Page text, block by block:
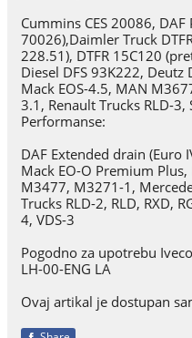
Cummins CES 20086,
70026),Daimler Truck
228.51), DTFR 15C120
Diesel DFS 93K222, Deutz
Mack EOS-4.5, MAN
3.1, Renault Trucks RLD-3,
Performanse:
DAF Extended drain (Euro
Mack EO-O Premium
M3477, M3271-1,
Trucks RLD-2, RLD, RXD,
4, VDS-3
Pogodno za upotrebu
LH-00-ENG LA
Ovaj artikal je dostupan